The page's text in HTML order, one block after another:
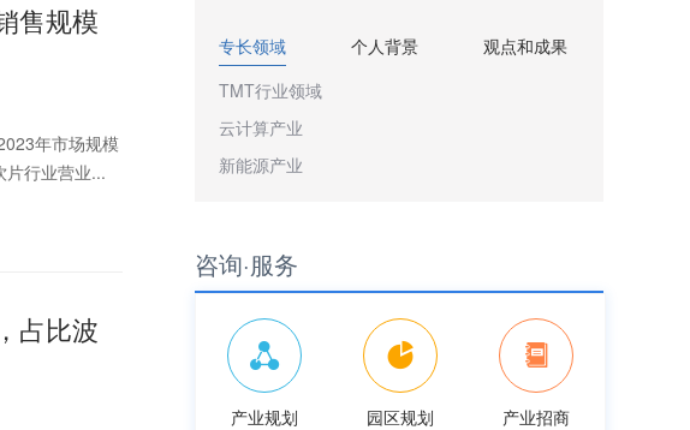
售规模
年市场规模
片行业营业...
占比波
专长领域 个人背景
观点和成果
TMT行业领域
云计算产业
新能源产业
咨询·服务
产业规划 园区规划 产业招商